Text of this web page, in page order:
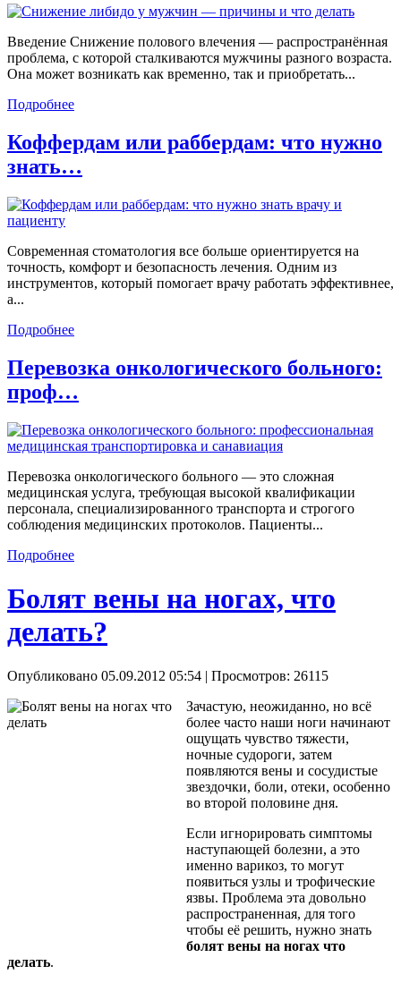
Введение Снижение полового влечения — распространённая
проблема, с которой сталкиваются мужчины разного возраста.
Она может возникать как временно, так и приобретать...
Подробнее
Коффердам или раббердам: что нужно
знать…
Современная стоматология все больше ориентируется на
точность, комфорт и безопасность лечения. Одним из
инструментов, который помогает врачу работать эффективнее,
а...
Подробнее
Перевозка онкологического больного:
проф…
Перевозка онкологического больного — это сложная
медицинская услуга, требующая высокой квалификации
персонала, специализированного транспорта и строгого
соблюдения медицинских протоколов. Пациенты...
Подробнее
Болят вены на ногах, что
делать?
Опубликовано 05.09.2012 05:54 | Просмотров: 26115
Зачастую, неожиданно, но всё
более часто наши ноги начинают
ощущать чувство тяжести,
ночные судороги, затем
появляются вены и сосудистые
звездочки, боли, отеки, особенно
во второй половине дня.
Если игнорировать симптомы
наступающей болезни, а это
именно варикоз, то могут
появиться узлы и трофические
язвы. Проблема эта довольно
распространенная, для того
чтобы её решить, нужно знать
болят вены на ногах что
делать.